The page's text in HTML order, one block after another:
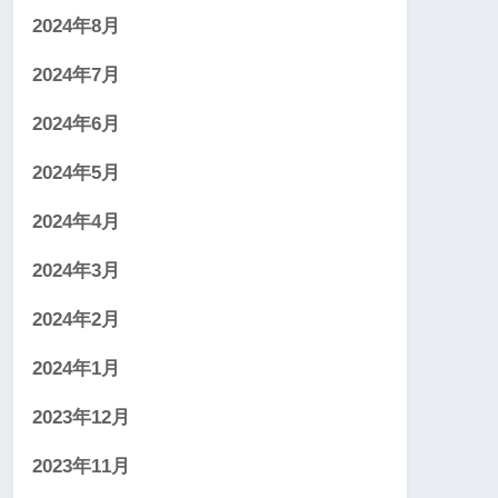
2024年8月
2024年7月
2024年6月
2024年5月
2024年4月
2024年3月
2024年2月
2024年1月
2023年12月
2023年11月